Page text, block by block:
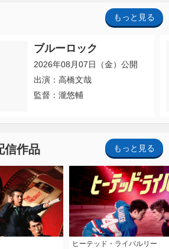
もっと見る
ブルーロック
2026年08月07日（金）公開
出演：高橋文哉
監督：瀧悠輔
信作品 もっと見る
ヒーテッド・ライバルリー